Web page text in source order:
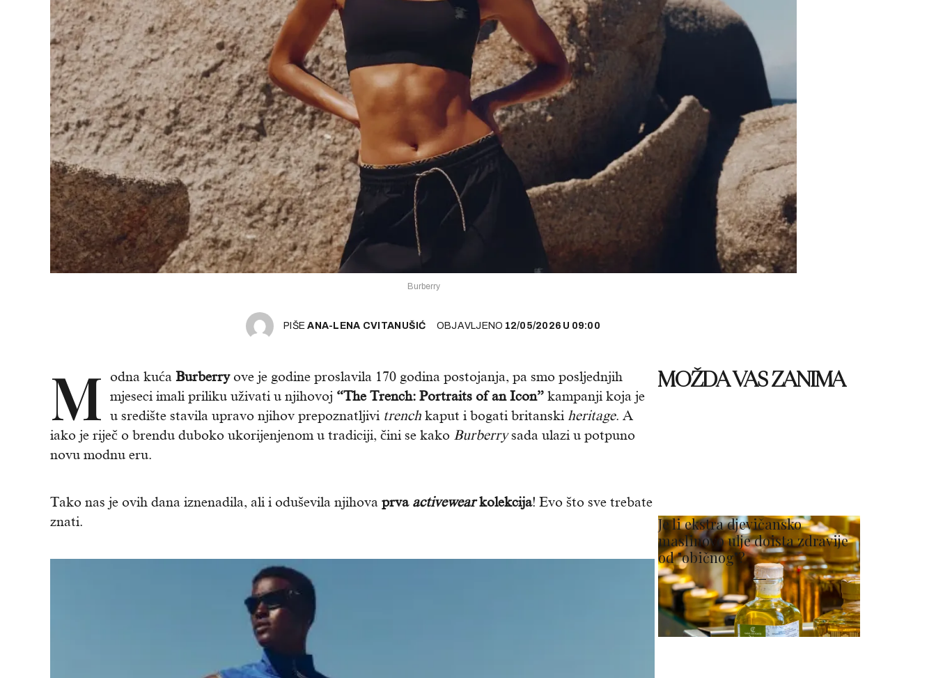
Burberry
PIŠEANA-LENA CVITANUŠIĆ OBJAVLJENO 12/05/2026 U 09:00
M odna kuća Burberryove je godine proslavila 170 godina postojanja, pa smo posljednjih
mjeseci imali priliku uživati u njihovoj “The Trench: Portraits of an Icon” kampanji koja je
u središte stavila upravo njihov prepoznatljivi trench kaput i bogati britanski heritage. A
iako je riječ o brendu duboko ukorijenjenom u tradiciji, čini se kako Burberrysada ulazi u potpuno
novu modnu eru.
Tako nas je ovih dana iznenadila, ali i oduševila njihova prva activewearkolekcija! Evo što sve trebate
znati.
MOŽDA VAS ZANIMA
Je li ekstra djevičansko
maslinovo ulje doista zdravije
od "običnog"?